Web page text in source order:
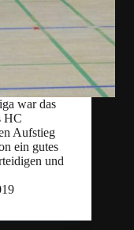
war das
HC
Aufstieg
ein gutes
und